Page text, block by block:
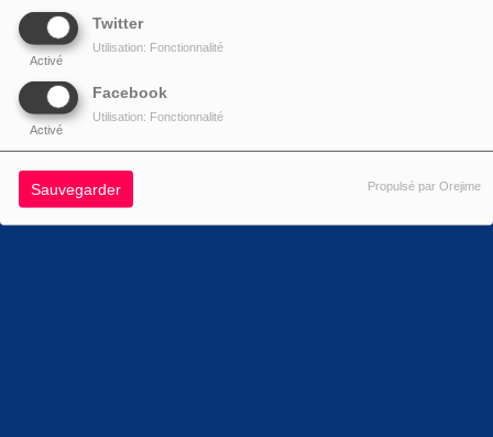
Twitter
Activé
Utilisation: Fonctionnalité
Facebook
Activé
Utilisation: Fonctionnalité
Sauvegarder Propulsé par Orejime